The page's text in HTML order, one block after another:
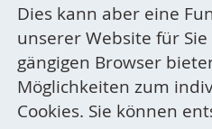
Dies kann aber eine
unserer Website für
gängigen Browser
Möglichkeiten zum
Cookies. Sie können